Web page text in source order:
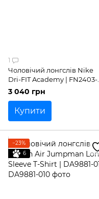
1
Чоловічий лонгслів Nike
Dri-FIT Academy | FN2403-
010
3 040 грн
Купити
−23%
6